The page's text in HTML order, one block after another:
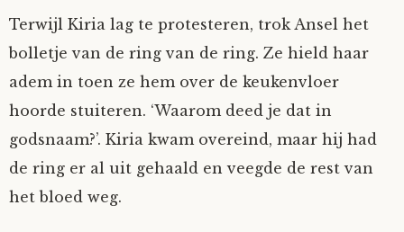
Terwijl Kiria lag te protesteren, trok Ansel het
bolletje van de ring van de ring. Ze hield haar
adem in toen ze hem over de keukenvloer
hoorde stuiteren. ‘Waarom deed je dat in
godsnaam?’. Kiria kwam overeind, maar hij had
de ring er al uit gehaald en veegde de rest van
het bloed weg.